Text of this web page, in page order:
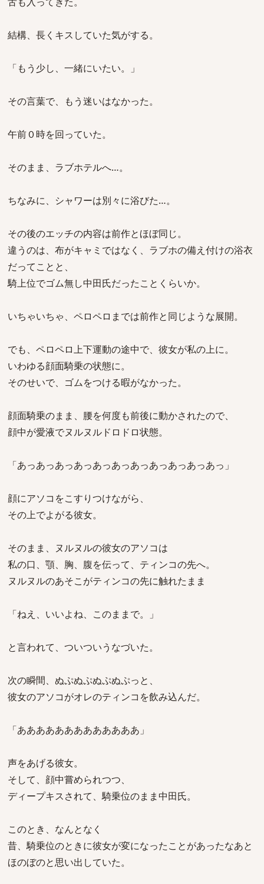
結構、長くキスしていた気がする。
「もう少し、一緒にいたい。」
その言葉で、もう迷いはなかった。
午前０時を回っていた。
そのまま、ラブホテルへ…。
ちなみに、シャワーは別々に浴びた…。
その後のエッチの内容は前作とほぼ同じ。
違うのは、布がキャミではなく、ラブホの備え付けの浴衣
だってことと、
騎上位でゴム無し中田氏だったことくらいか。
いちゃいちゃ、ペロペロまでは前作と同じような展開。
でも、ペロペロ上下運動の途中で、彼女が私の上に。
いわゆる顔面騎乗の状態に。
そのせいで、ゴムをつける暇がなかった。
顔面騎乗のまま、腰を何度も前後に動かされたので、
顔中が愛液でヌルヌルドロドロ状態。
「あっあっあっあっあっあっあっあっあっあっあっ」
顔にアソコをこすりつけながら、
その上でよがる彼女。
そのまま、ヌルヌルの彼女のアソコは
私の口、顎、胸、腹を伝って、ティンコの先へ。
ヌルヌルのあそこがティンコの先に触れたまま
「ねえ、いいよね、このままで。」
と言われて、ついついうなづいた。
次の瞬間、ぬぷぬぷぬぷぬぷっと、
彼女のアソコがオレのティンコを飲み込んだ。
「あああああああああああああ」
声をあげる彼女。
そして、顔中嘗められつつ、
ディープキスされて、騎乗位のまま中田氏。
このとき、なんとなく
昔、騎乗位のときに彼女が変になったことがあったなあと
ほのぼのと思い出していた。